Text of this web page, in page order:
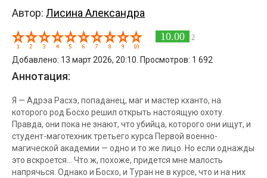
Автор: Лисина Александра
10.00 2
Добавлено: 13 март 2026, 20:10. Просмотров: 1 692
Аннотация:
Я — Адрэа Расхэ, попаданец, маг и мастер кханто, на
которого род Босхо решил открыть настоящую охоту.
Правда, они пока не знают, что убийца, которого они ищут, и
студент-маготехник третьего курса Первой военно-
магической академии — одно и то же лицо. Но если однажды
это вскроется… Что ж, похоже, придется мне малость
напрячься. Однако и Босхо, и Туран не в курсе, что и на них